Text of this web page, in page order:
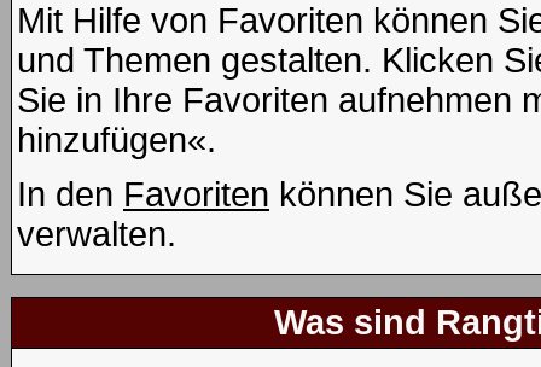
Mit Hilfe von Favoriten können
und Themen gestalten. Klicken
Sie in Ihre Favoriten aufnehmen
hinzufügen«.
In den Favoriten können Sie
verwalten.
Was sind